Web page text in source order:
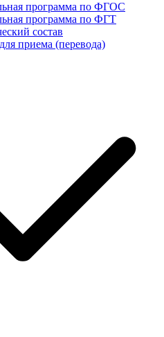
программа по ФГОС
программа по ФГТ
состав
приема (перевода)